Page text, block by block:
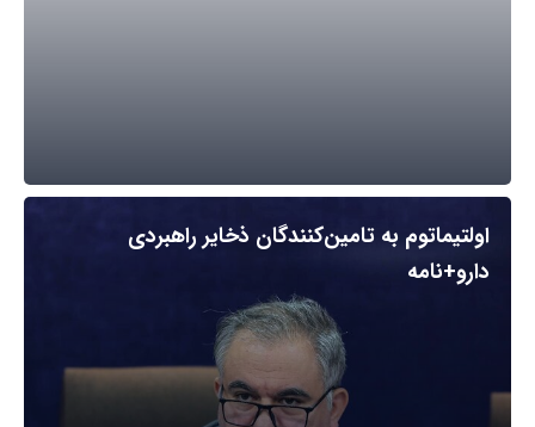
اولتیماتوم به تامین‌کنندگان ذخایر راهبردی
دارو+نامه